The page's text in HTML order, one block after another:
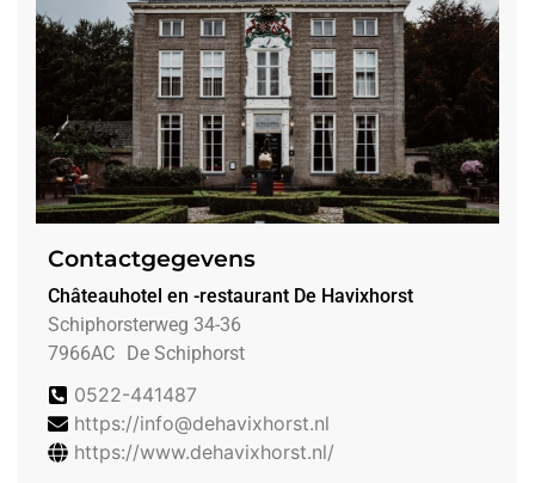
Contactgegevens
Châteauhotel en -restaurant De Havixhorst
Schiphorsterweg 34-36
7966AC
De Schiphorst
0522-441487
https://info@dehavixhorst.nl
https://www.dehavixhorst.nl/